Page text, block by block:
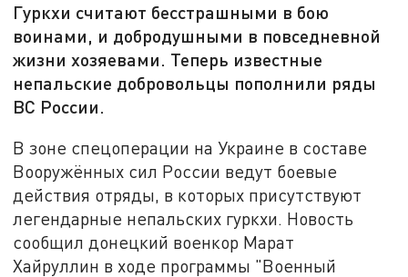
Гуркхи считают бесстрашными в бою
воинами, и добродушными в повседневной
жизни хозяевами. Теперь известные
непальские добровольцы пополнили ряды
ВС России.
В зоне спецоперации на Украине в составе
Вооружённых сил России ведут боевые
действия отряды, в которых присутствуют
легендарные непальских гуркхи. Новость
сообщил донецкий военкор Марат
Хайруллин в ходе программы "Военный